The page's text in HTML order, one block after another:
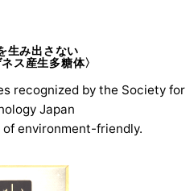
生み出さない
ス産生多糖体〉
recognized by the Society for
Japan
environment-friendly.